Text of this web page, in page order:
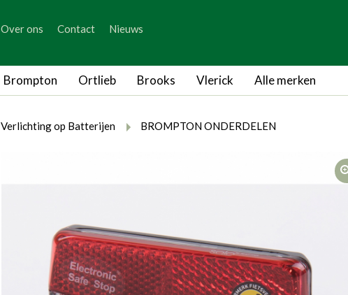
generic_skip_language
Over ons Contact Nieuws
Brompton Ortlieb Brooks Vlerick Alle merken
breadcrumb.here
breadcrumb.from
Verlichting op Batterijen breadcrumb.to
BROMPTON ONDERDELEN